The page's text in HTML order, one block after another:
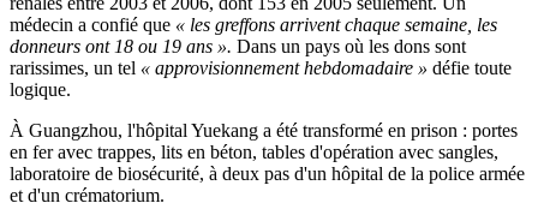
médecin a confié que « les greffons arrivent chaque semaine, les
donneurs ont 18 ou 19 ans ». Dans un pays où les dons sont
rarissimes, un tel « approvisionnement hebdomadaire » défie toute
logique.
À Guangzhou, l'hôpital Yuekang a été transformé en prison : portes
en fer avec trappes, lits en béton, tables d'opération avec sangles,
laboratoire de biosécurité, à deux pas d'un hôpital de la police armée
et d'un crématorium.